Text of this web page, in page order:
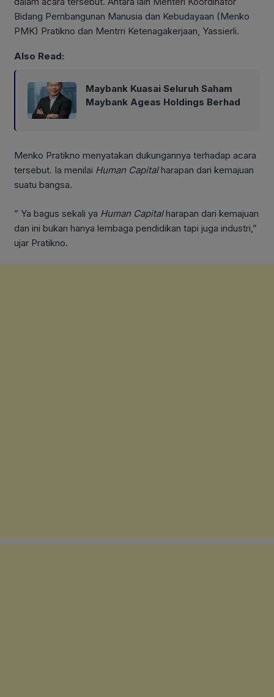
Bidang Pembangunan Manusia dan Kebudayaan (Menko
PMK) Pratikno dan Mentrri Ketenagakerjaan, Yassierli.
Also Read:
Maybank Kuasai Seluruh Saham
Maybank Ageas Holdings Berhad
Menko Pratikno menyatakan dukungannya terhadap acara
tersebut. Ia menilai Human Capitalharapan dari kemajuan
suatu bangsa.
” Ya bagus sekali ya Human Capitalharapan dari kemajuan
dan ini bukan hanya lembaga pendidikan tapi juga industri,”
ujar Pratikno.